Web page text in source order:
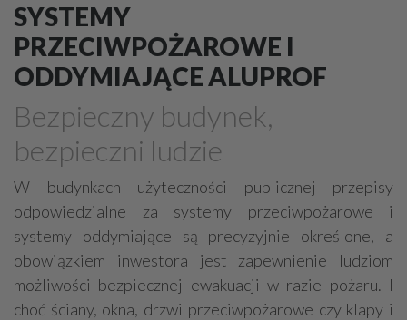
Rekuperacja, pompy ciepła
Wodno-kanalizacyjne usługi
Automatyka domowa
Grzejniki
Hydraulika
Energetyczne instalacje, urządzenia
Materiały hydrauliczne
Przeciwpożarowa ochrona, zabezpieczenia
Elektroinstalatorstwo
Systemy energooszczędne
Systemy nawilżania powietrza
Systemy odwodnień
Elektryczne materiały
Przemysłowe instalacje
Alarmowe systemy, monitoring
Hydrotechnika
SYSTEMY
PRZECIWPOŻAROWE I
ODDYMIAJĄCE ALUPROF
Bezpieczny budynek,
bezpieczni ludzie
W budynkach użyteczności publicznej przepisy
odpowiedzialne za systemy przeciwpożarowe i
systemy oddymiające są precyzyjnie określone, a
obowiązkiem inwestora jest zapewnienie ludziom
możliwości bezpiecznej ewakuacji w razie pożaru. I
choć ściany, okna, drzwi przeciwpożarowe czy klapy i